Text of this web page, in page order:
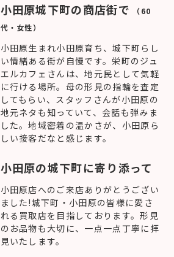
小田原城下町の商店街で
（60
代・女性）
小田原生まれ小田原育ち、城下町らし
い情緒ある街が自慢です。栄町のジュ
エルカフェさんは、地元民として気軽
に行ける場所。母の形見の指輪を査定
してもらい、スタッフさんが小田原の
地元ネタも知っていて、会話も弾みま
した。地域密着の温かさが、小田原ら
しい接客だなと感じます。
小田原の城下町に寄り添って
小田原店へのご来店ありがとうござい
ました!城下町・小田原の皆様に愛さ
れる買取店を目指しております。形見
のお品物も大切に、一点一点丁寧に拝
見いたします。